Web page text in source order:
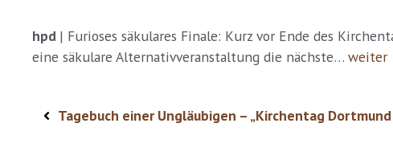
hpd | Furioses säkulares Finale: Kurz vor Ende des
eine säkulare Alternativveranstaltung die nächste… weiter
Tagebuch einer Ungläubigen – „Kirchentag Dortmund